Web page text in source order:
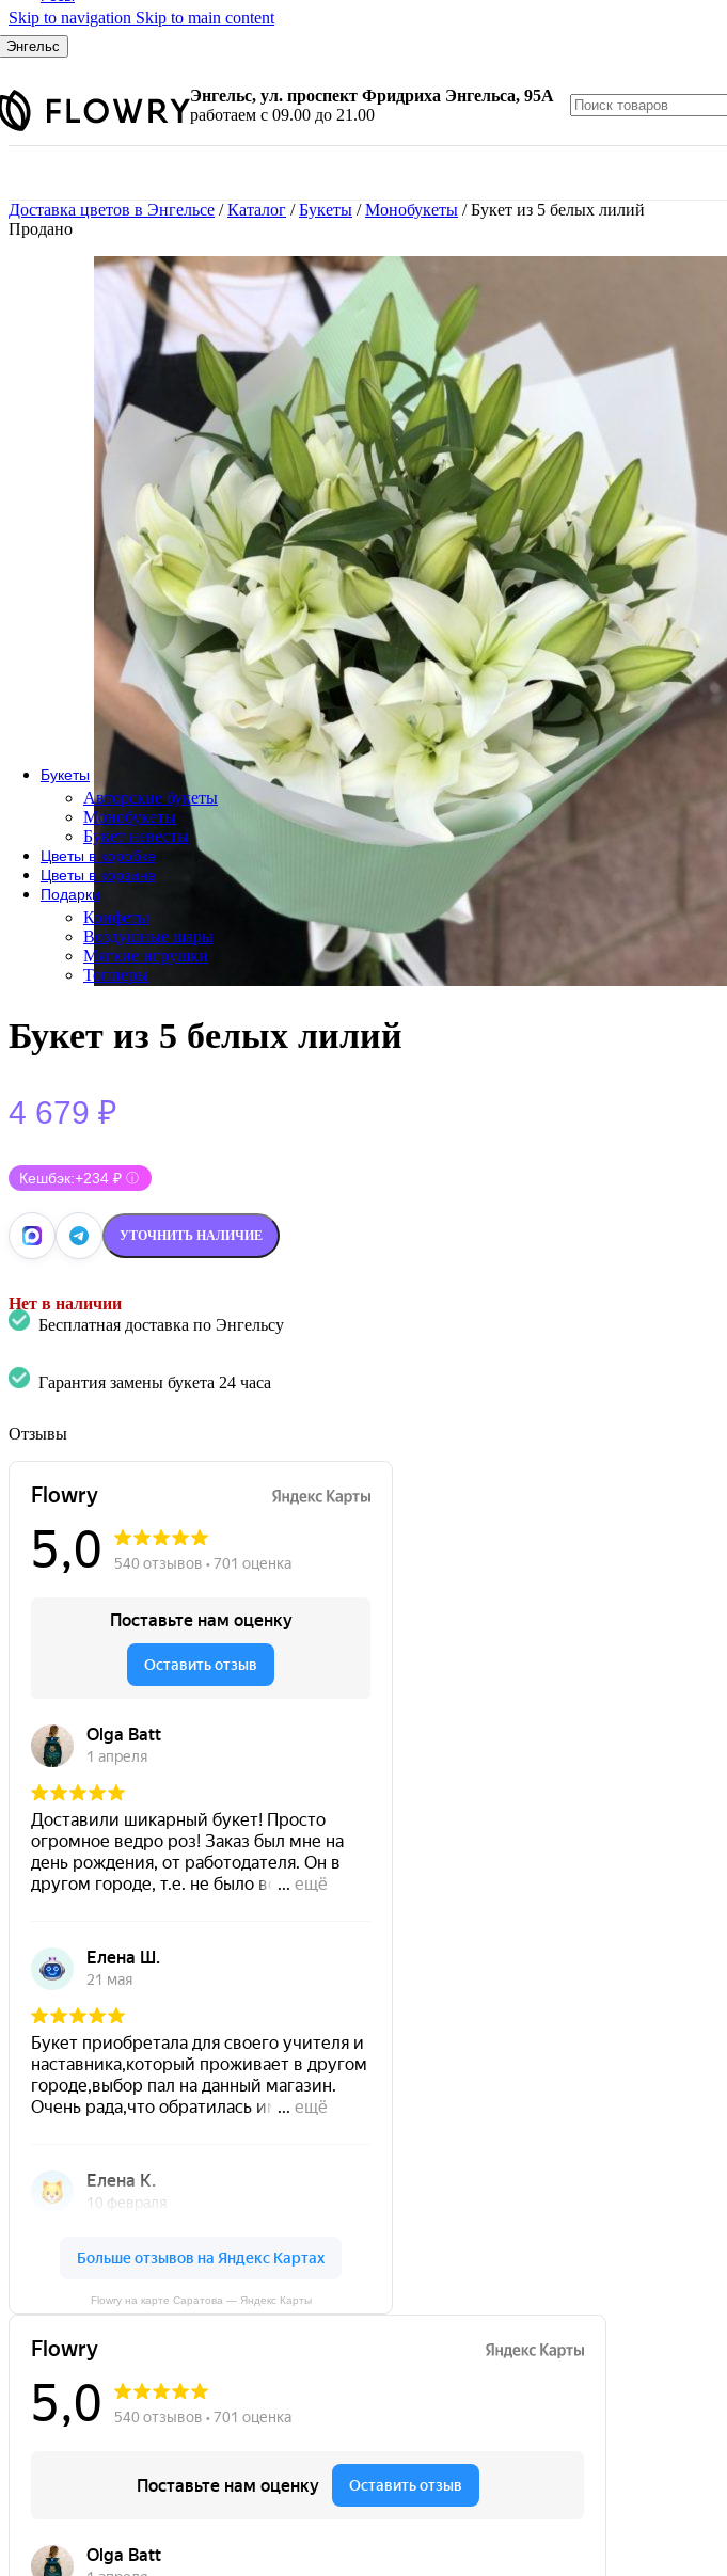
Skip to navigation Skip to main content
Энгельс
Энгельс, ул. проспект Фридриха Энгельса, 95А
работаем с 09.00 до 21.00
По количеству
15 шт.
21 шт.
35 шт.
45 шт.
101 шт.
По цвету
Красные розы
Белые розы
Розовые розы
Желтые розы
Малиновые розы
Синие розы
Черные розы
По сорту
Одноголовые розы
Пионовидные розы
Кустовые розы
Кенийские розы
Розы Эквадор
Розы России
По форме букета
Розы в коробке
Розы в корзине
Метровые розы
Букеты
Авторские букеты
Монобукеты
Букет невесты
Цветы в коробке
Цветы в корзине
Подарки
Конфеты
Воздушные шары
Мягкие игрушки
Топперы
Доставка цветов в Энгельсе / Каталог / Букеты / Монобукеты /Букет из 5 белых лилий
Продано
Букет из 5 белых лилий
4 679 ₽
Кешбэк:+234 ₽ ⓘ
УТОЧНИТЬ НАЛИЧИЕ
Нет в наличии
Бесплатная доставка по Энгельсу
Гарантия замены букета 24 часа
Отзывы
Flowry на карте Саратова — Яндекс Карты